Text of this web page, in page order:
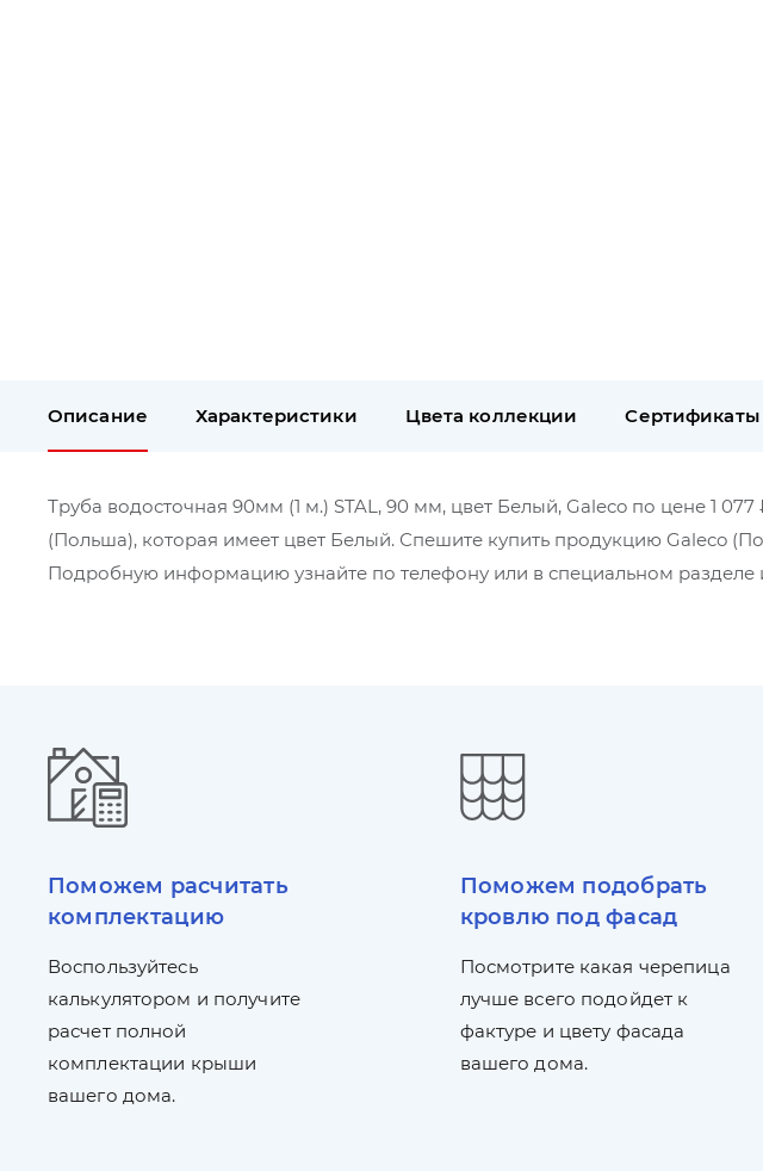
Описание Характеристики Цвета коллекции
Труба водосточная 90мм (1 м.) STAL, 90 мм, цвет Белый, Galeco по цене 1
(Польша), которая имеет цвет Белый. Спешите купить продукцию Galeco
Подробную информацию узнайте по телефону или в специальном разделе
Поможем расчитать
комплектацию
Воспользуйтесь
калькулятором и получите
расчет полной
комплектации крыши
вашего дома.
Поможем подобрать
кровлю под фасад
Посмотрите какая черепица
лучше всего подойдет к
фактуре и цвету фасада
вашего дома.